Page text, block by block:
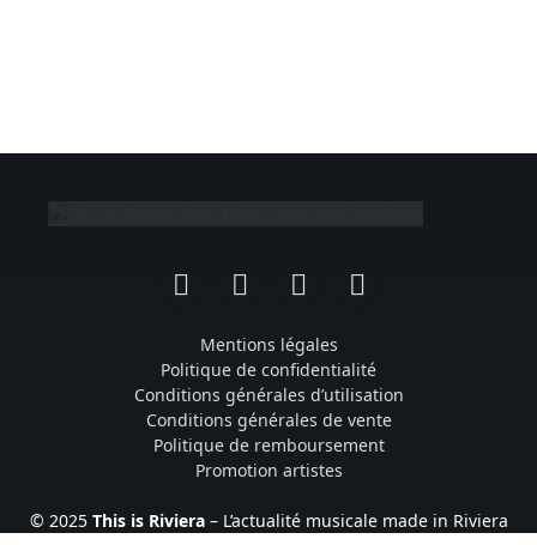
FacebookInstagramTikTok YouTube
Mentions légales
Politique de confidentialité
Conditions générales d’utilisation
Conditions générales de vente
Politique de remboursement
Promotion artistes
© 2025 This is Riviera– L’actualité musicale made in Riviera